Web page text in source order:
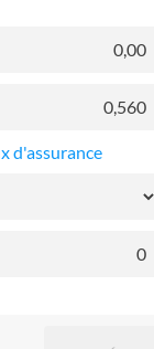
d'assurance